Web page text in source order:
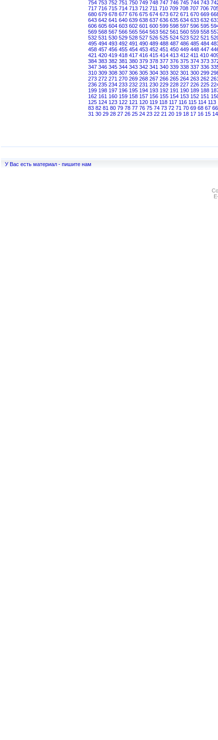
754 753 752 751 750 749 748 747 746 745 744 743
717 716 715 714 713 712 711 710 709 708 707 706
680 679 678 677 676 675 674 673 672 671 670 669
643 642 641 640 639 638 637 636 635 634 633 632
606 605 604 603 602 601 600 599 598 597 596 595
569 568 567 566 565 564 563 562 561 560 559 558
532 531 530 529 528 527 526 525 524 523 522 521
495 494 493 492 491 490 489 488 487 486 485 484
458 457 456 455 454 453 452 451 450 449 448 447
421 420 419 418 417 416 415 414 413 412 411 410
384 383 382 381 380 379 378 377 376 375 374 373
347 346 345 344 343 342 341 340 339 338 337 336
310 309 308 307 306 305 304 303 302 301 300 299
273 272 271 270 269 268 267 266 265 264 263 262
236 235 234 233 232 231 230 229 228 227 226 225
199 198 197 196 195 194 193 192 191 190 189 188
162 161 160 159 158 157 156 155 154 153 152 151
125 124 123 122 121 120 119 118 117 116 115 114 113
83 82 81 80 79 78 77 76 75 74 73 72 71 70 69 68 67 66
31 30 29 28 27 26 25 24 23 22 21 20 19 18 17 16 15 14
У Вас есть материал - пишите нам